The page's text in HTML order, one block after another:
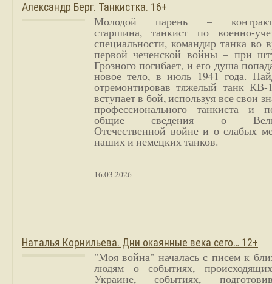
Александр Берг. Танкистка. 16+
Молодой парень –
старшина, танкист по военно-
специальности, командир танка во
первой чеченской войны – при
Грозного погибает, и его душа
новое тело, в июль 1941 года.
отремонтировав тяжелый танк
вступает в бой, используя все свои
профессионального танкиста и
общие сведения о
Отечественной войне и о слабых
наших и немецких танков.
16.03.2026
Наталья Корнильева. Дни окаянные века сего… 12+
"Моя война" началась с писем к
людям о событиях,
Украине, событиях,